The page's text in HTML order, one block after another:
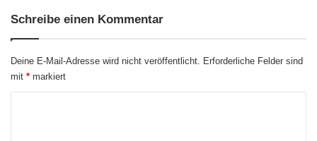
Diandra Deeke will ihr „KIT“-Praxissemester in Skandinavien machen.
n
d
r
H
o
r
u
Schreibe einen Kommentar
Deine E-Mail-Adresse wird nicht veröffentlicht. Erforderliche Felder sind
mit * markiert